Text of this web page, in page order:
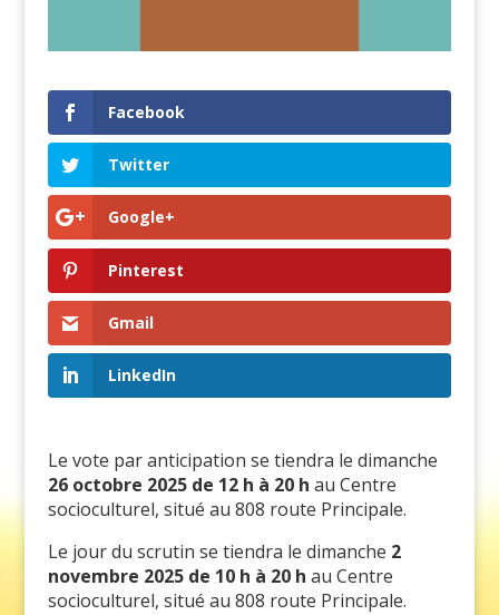
Facebook
Twitter
Google+
Pinterest
Gmail
LinkedIn
Le vote par anticipation se tiendra le dimanche
26 octobre 2025 de 12 h à 20 h au Centre
socioculturel, situé au 808 route Principale.
Le jour du scrutin se tiendra le dimanche 2
novembre 2025 de 10 h à 20 h au Centre
socioculturel, situé au 808 route Principale.